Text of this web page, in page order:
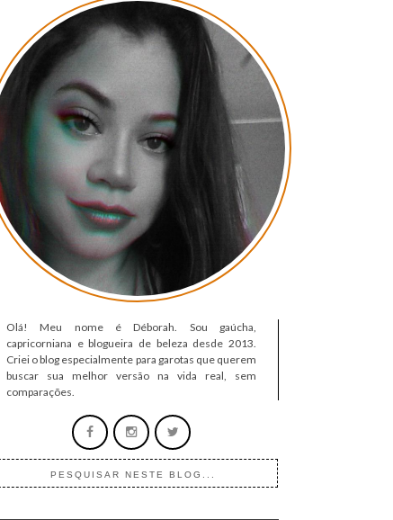
Olá! Meu nome é Déborah. Sou gaúcha,
capricorniana e blogueira de beleza desde 2013.
Criei o blog especialmente para garotas que querem
buscar sua melhor versão na vida real, sem
comparações.